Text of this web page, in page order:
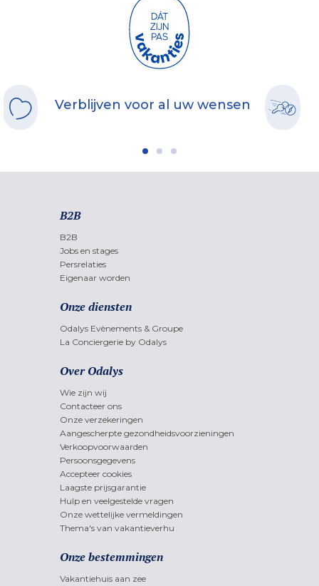
Verblijven voor al uw wensen
B2B
B2B
Jobs en stages
Persrelaties
Eigenaar worden
Onze diensten
Odalys Evènements & Groupe
La Conciergerie by Odalys
Over Odalys
Wie zijn wij
Contacteer ons
Onze verzekeringen
Aangescherpte gezondheidsvoorzieningen
Verkoopvoorwaarden
Persoonsgegevens
Accepteer cookies
Laagste prijsgarantie
Hulp en veelgestelde vragen
Onze wettelijke vermeldingen
Thema's van vakantieverhu
Onze bestemmingen
Vakantiehuis aan zee